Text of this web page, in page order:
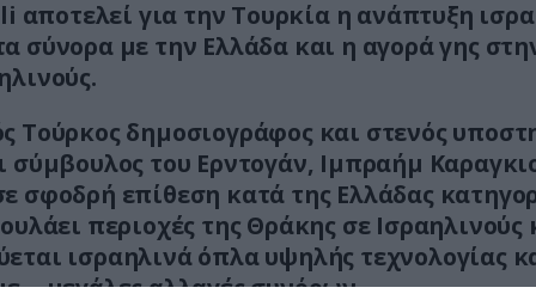
αποτελεί για την Τουρκία η ανάπτυξη
σύνορα με την Ελλάδα και η αγορά γης
Τούρκος δημοσιογράφος και στενός
σύμβουλος του Ερντογάν, Ιμπραήμ
σφοδρή επίθεση κατά της Ελλάδας
περιοχές της Θράκης σε Ισραηλινούς
ισραηλινά όπλα υψηλής τεχνολογίας
μεγάλες αλλαγές συνόρων.